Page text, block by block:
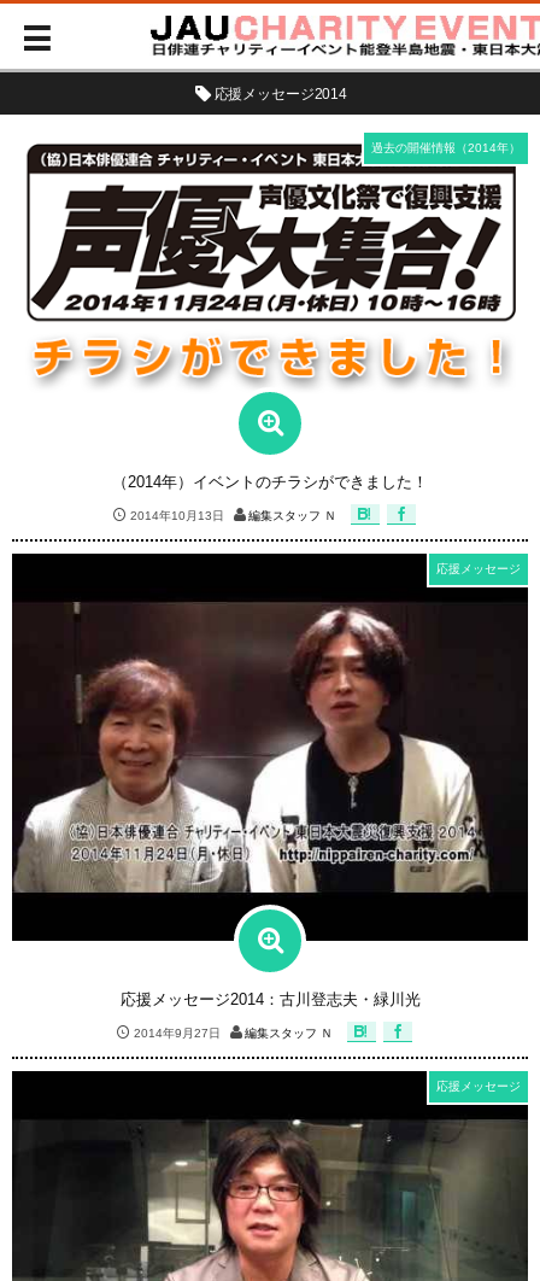
応援メッセージ2014
（2014年）イベントのチラシができました！
2014年10月13日
過去の開催情報（2014年）
編集スタッフ Ｎ
応援メッセージ2014：古川登志夫・緑川光
2014年9月27日
応援メッセージ
編集スタッフ Ｎ
応援メッセージ